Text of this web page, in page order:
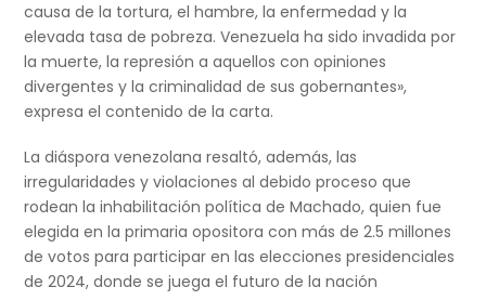
causa de la tortura, el hambre, la enfermedad y la
elevada tasa de pobreza. Venezuela ha sido invadida por
la muerte, la represión a aquellos con opiniones
divergentes y la criminalidad de sus gobernantes»,
expresa el contenido de la carta.
La diáspora venezolana resaltó, además, las
irregularidades y violaciones al debido proceso que
rodean la inhabilitación política de Machado, quien fue
elegida en la primaria opositora con más de 2.5 millones
de votos para participar en las elecciones presidenciales
de 2024, donde se juega el futuro de la nación